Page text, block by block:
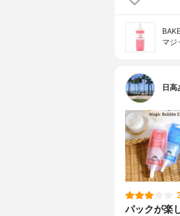
マジ
日高
パックが楽